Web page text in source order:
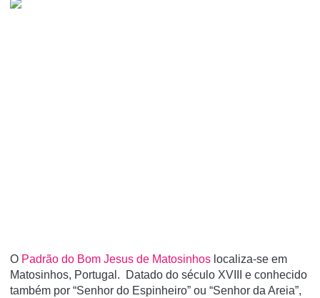
O Padrão do Bom Jesus de Matosinhos localiza-se em
Matosinhos, Portugal. Datado do século XVIII e conhecido
também por “Senhor do Espinheiro” ou “Senhor da Areia”,